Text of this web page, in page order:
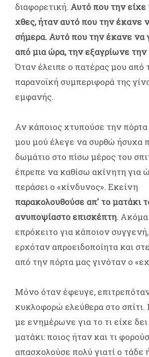
διαφορετική. Αυτό που την είχε
χθες, ήταν αυτό που την έκανε
σήμερα. Αυτό που την έκανε να
από μια ώρα, την εξαγρίωνε
Όταν έλειπε ο πατέρας μου από
παρανοϊκή συμπεριφορά της
εμφανής.
Αν κάποιος χτυπούσε την
μου μού έλεγε να συρθώ ήσυχα
δωμάτιο στο πίσω μέρος του
έπρεπε να καθίσω ακίνητη για
περάσει ο «κίνδυνος». Εκείνη
παρακολουθούσε απ' το ματάκι
ανυποψίαστο επισκέπτη. Ακόμα
επρόκειτο για κάποιον
ερχόταν απροειδοποίητα και
από την πόρτα μας γινόταν ο
Μόνο όταν έφευγε,
κυκλοφορώ ελεύθερα στο
με ενημέρωνε για το τι είχε
ματάκι: ποιος ήταν και τι
απασχολούσε πολύ γιατί ο τάδε